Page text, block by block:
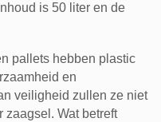
is 50 liter en de
pallets hebben plastic
en
veiligheid zullen ze niet
zaagsel. Wat betreft